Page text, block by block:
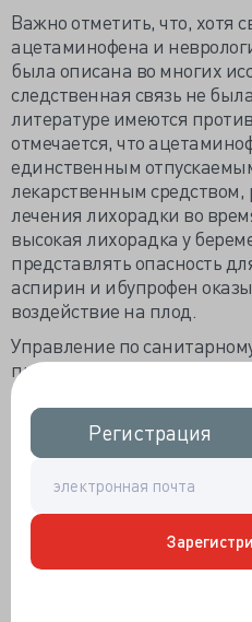
Регистрация
Регистрация
Важно отметить, что, хотя
ацетаминофена и
была описана во многих
следственная связь не
литературе имеются
отмечается, что
единственным
лекарственным
лечения лихорадки во
высокая лихорадка у
представлять опасность
аспирин и ибупрофен
воздействие на плод.
Управление по
пищевых продуктов и
агентство в составе
и социальных служб США,
населения, обеспечивая
средств для человека,
продуктов,
человеком, а также
ветеринарных препаратов.
за безопасность